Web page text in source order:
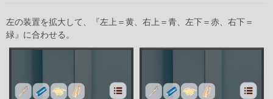
左の装置を拡大して、『左上＝黄、右上＝青、左下＝赤、右下＝
緑』に合わせる。